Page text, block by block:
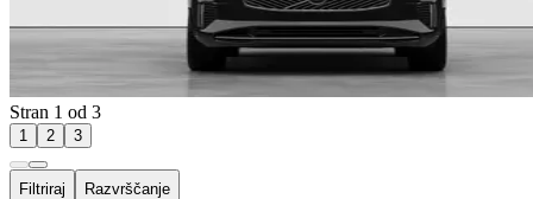
Stran 1 od 3
1 2 3
Filtriraj Razvrščanje